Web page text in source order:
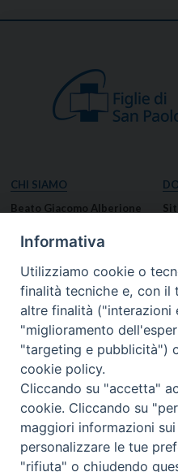
CHI SIAMO
Beato Giacomo Alberione
Venerabile Tecla Merlo
Missione Paolina
Luoghi delle Origini
Governo Generale
Famiglia Paolina
Foto
Video
I NOSTRI CONTATTI
Contatti
Informativa
Utilizziamo cookie o
finalità tecniche e, con il
altre finalità ("interazioni
"miglioramento
"targeting e pubblicità")
cookie policy.
Cliccando su "accetta"
cookie. Cliccando su
maggiori informazioni
personalizzare le tue
"rifiuta" o chiudendo